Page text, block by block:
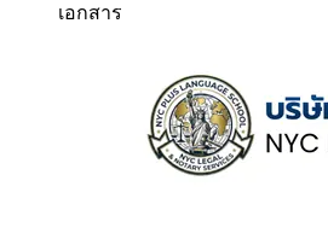
เอกสาร